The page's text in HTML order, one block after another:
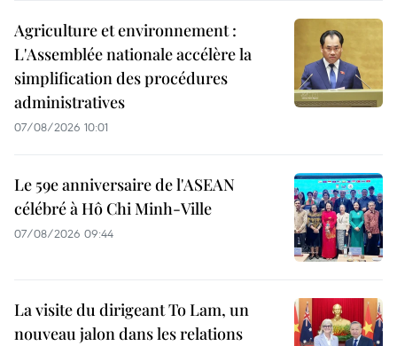
Agriculture et environnement :
L'Assemblée nationale accélère la
simplification des procédures
administratives
07/08/2026 10:01
Le 59e anniversaire de l'ASEAN
célébré à Hô Chi Minh-Ville
07/08/2026 09:44
La visite du dirigeant To Lam, un
nouveau jalon dans les relations